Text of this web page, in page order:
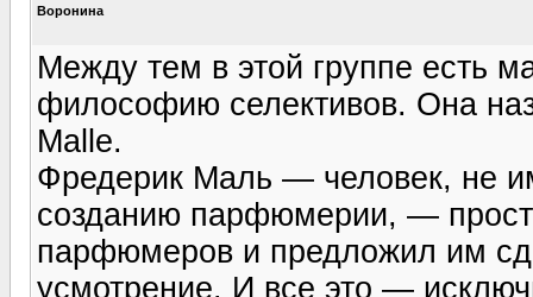
Воронина
Между тем в этой группе есть
философию селективов. Она
Malle.
Фредерик Маль — человек, не
созданию парфюмерии, —
парфюмеров и предложил им
усмотрение. И все это —